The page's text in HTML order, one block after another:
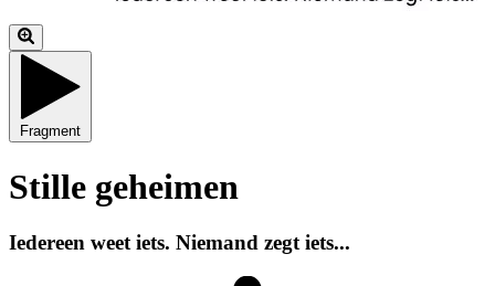
Fragment
Stille geheimen
Iedereen weet iets. Niemand zegt iets...